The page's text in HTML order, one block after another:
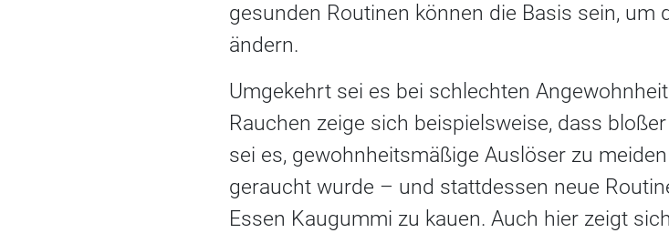
gesunden Routinen können die Basis sein, um
ändern.
Umgekehrt sei es bei schlechten
Rauchen zeige sich beispielsweise, dass
sei es, gewohnheitsmäßige Auslöser zu
geraucht wurde – und stattdessen neue
Essen Kaugummi zu kauen. Auch hier zeigt